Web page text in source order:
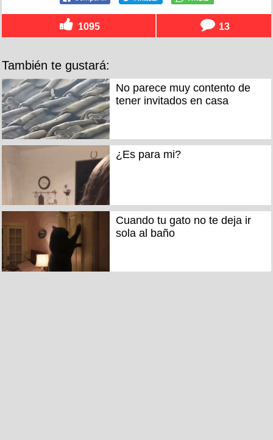
1095 13
También te gustará:
No parece muy contento de
tener invitados en casa
¿Es para mi?
Cuando tu gato no te deja ir
sola al baño